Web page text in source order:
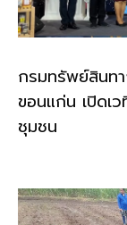
กรมทรัพย์สินท
ขอนแก่น เปิดเ
ชุมชน